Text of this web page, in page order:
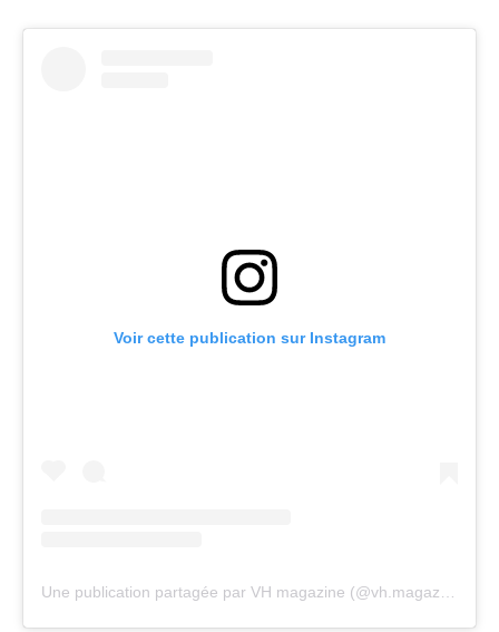
Voir cette publication sur Instagram
Une publication partagée par VH magazine (@vh.magazine)